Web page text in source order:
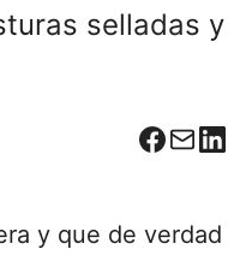
selladas y
y que de